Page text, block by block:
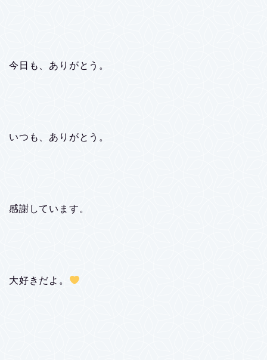
今日も、ありがとう。
いつも、ありがとう。
感謝しています。
大好きだよ。